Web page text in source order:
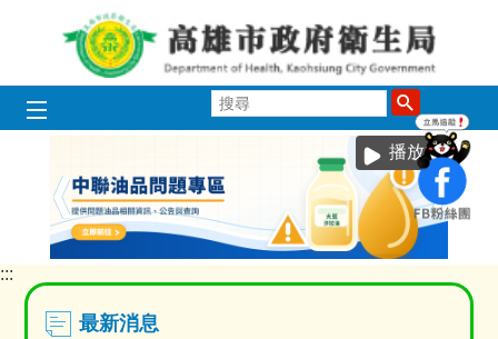
跳到主要內容區塊
尋
播放中
顯
:::
最新消息